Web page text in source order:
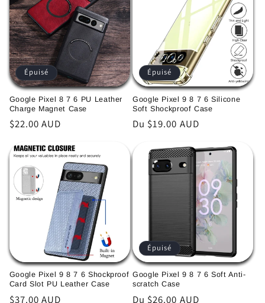
Épuisé
Google Pixel 8 7 6 PU Leather
Charge Magnet Case
Prix
$22.00 AUD
Épuisé
Google Pixel 9 8 7 6 Silicone
Soft Shockproof Case
Prix
Du $19.00 AUD
Google Pixel 9 8 7 6 Shockproof
Card Slot PU Leather Case
Prix
$37.00 AUD
Épuisé
Google Pixel 9 8 7 6 Soft Anti-
scratch Case
Prix
Du $26.00 AUD